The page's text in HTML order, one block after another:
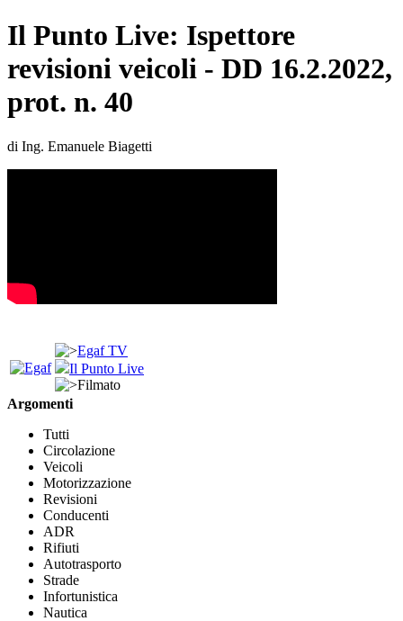
Il Punto Live: Ispettore
revisioni veicoli - DD 16.2.2022,
prot. n. 40
di Ing. Emanuele Biagetti
Egaf TV
Il Punto Live
Filmato
Argomenti
Tutti
Circolazione
Veicoli
Motorizzazione
Revisioni
Conducenti
ADR
Rifiuti
Autotrasporto
Strade
Infortunistica
Nautica